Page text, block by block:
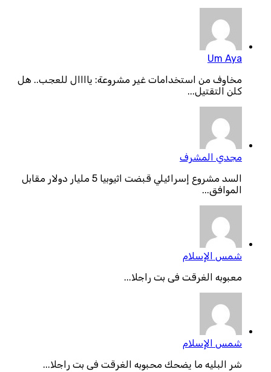
Um Aya
مخاوف من استخدامات غير مشروعة: ياااال للعجب.. هل
كلن التقتيل...
مجدي المشرف
السد مشروع إسرائيلي قبضت اثيوبيا 5 مليار دولار مقابل
الموافق...
شمس الإسلام
معبوبه الغرقت فى بت راجلا...
شمس الإسلام
شر البليه ما يضحك محبوبه الغرقت فى بت راجلا...